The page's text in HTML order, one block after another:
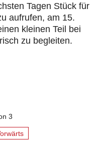
Tagen Stück für
aufrufen, am 15.
kleinen Teil bei
zu begleiten.
3